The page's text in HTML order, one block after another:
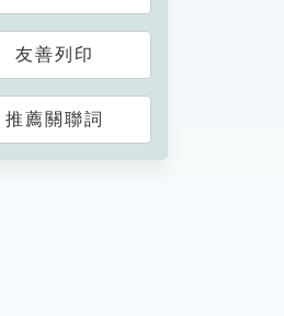
友善列印
推薦關聯詞